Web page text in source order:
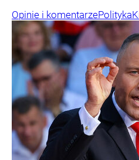
Opinie i komentarzePolityka